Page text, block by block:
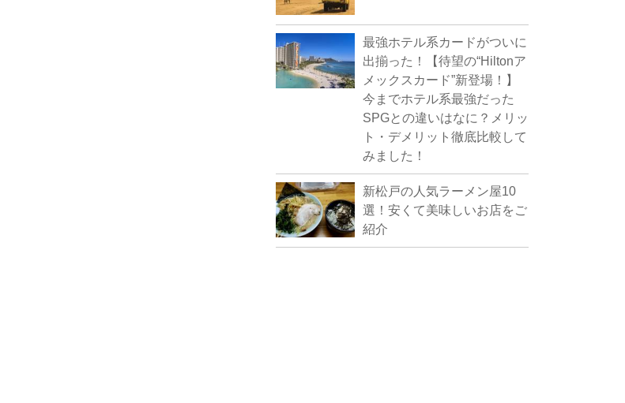
最強ホテル系カードがついに
出揃った！【待望の“Hiltonア
メックスカード”新登場！】
今までホテル系最強だった
SPGとの違いはなに？メリッ
ト・デメリット徹底比較して
みました！
新松戸の人気ラーメン屋10
選！安くて美味しいお店をご
紹介